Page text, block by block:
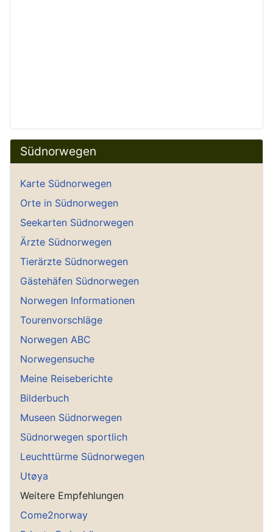
Südnorwegen
Karte Südnorwegen
Orte in Südnorwegen
Seekarten Südnorwegen
Ärzte Südnorwegen
Tierärzte Südnorwegen
Gästehäfen Südnorwegen
Norwegen Informationen
Tourenvorschläge
Norwegen ABC
Norwegensuche
Meine Reiseberichte
Bilderbuch
Museen Südnorwegen
Südnorwegen sportlich
Leuchttürme Südnorwegen
Utøya
Weitere Empfehlungen
Come2norway